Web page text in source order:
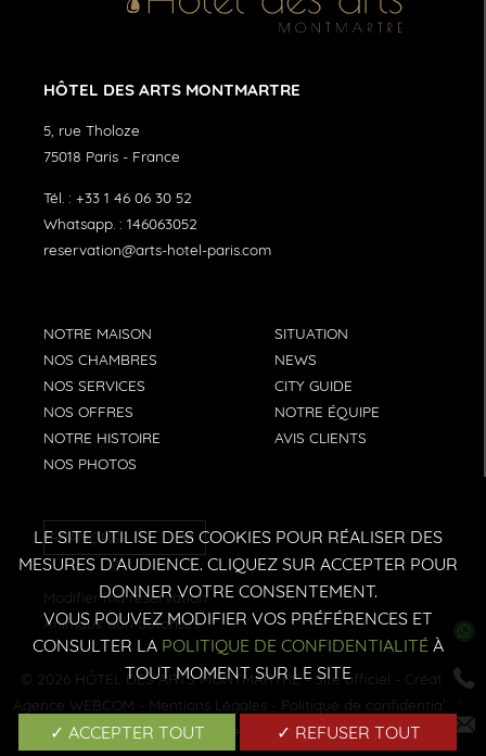
HÔTEL DES ARTS MONTMARTRE
5, rue Tholoze
75018 Paris - France
Tél. : +33 1 46 06 30 52
Whatsapp. : 146063052
reservation@arts-hotel-paris.com
NOTRE MAISON
NOS CHAMBRES
NOS SERVICES
NOS OFFRES
NOTRE HISTOIRE
NOS PHOTOS
SITUATION
NEWS
CITY GUIDE
NOTRE ÉQUIPE
AVIS CLIENTS
FRANÇAIS
Modifier ma reservation
Animaux non autorisés
© 2026 HÔTEL DES ARTS MONTMARTRE- Site officiel - Création:
Agence WEBCOM - Mentions Légales - Politique de confidentialité
Gérer les cookies
LE SITE UTILISE DES COOKIES POUR RÉALISER DES
MESURES D’AUDIENCE. CLIQUEZ SUR ACCEPTER POUR
DONNER VOTRE CONSENTEMENT.
VOUS POUVEZ MODIFIER VOS PRÉFÉRENCES ET
CONSULTER LA POLITIQUE DE CONFIDENTIALITÉÀ
TOUT MOMENT SUR LE SITE
✓ ACCEPTER TOUT ✓ REFUSER TOUT